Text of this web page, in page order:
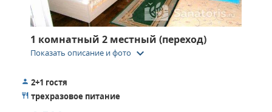
1 комнатный 2 местный (переход)
Показать описание и фото keyboard_arrow_down
2+1 гостя
трехразовое питание